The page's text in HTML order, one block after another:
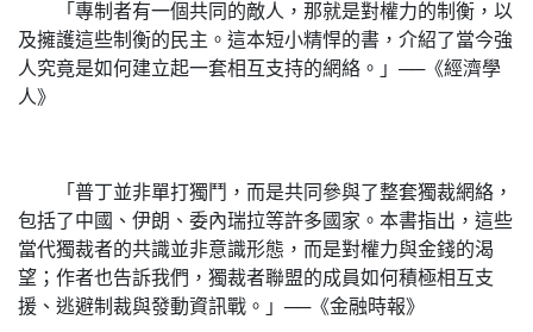
「專制者有一個共同的敵人，那就是對權力的制衡，以
及擁護這些制衡的民主。這本短小精悍的書，介紹了當今強
人究竟是如何建立起一套相互支持的網絡。」──《經濟學
人》
「普丁並非單打獨鬥，而是共同參與了整套獨裁網絡，
包括了中國、伊朗、委內瑞拉等許多國家。本書指出，這些
當代獨裁者的共識並非意識形態，而是對權力與金錢的渴
望；作者也告訴我們，獨裁者聯盟的成員如何積極相互支
援、逃避制裁與發動資訊戰。」──《金融時報》